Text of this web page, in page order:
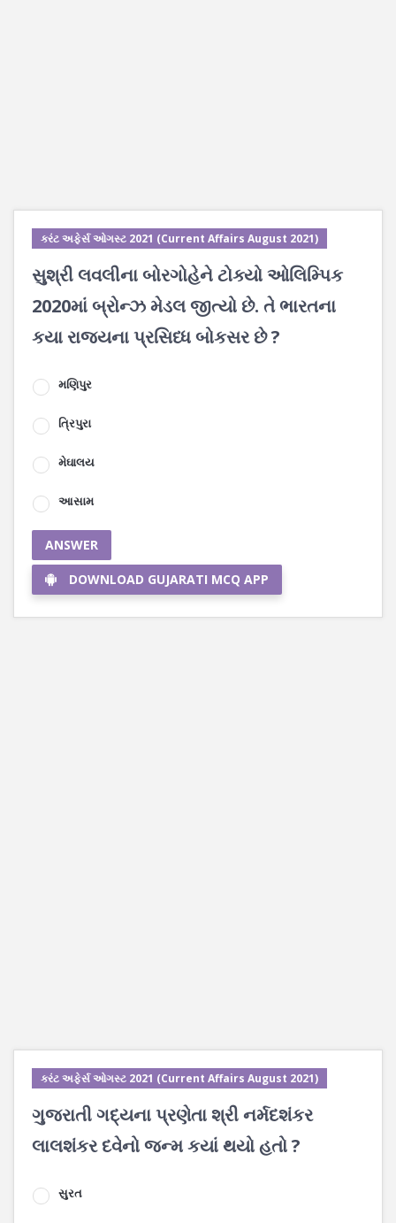
કરંટ અફેર્સ ઓગસ્ટ 2021 (Current Affairs August 2021)
સુશ્રી લવલીના બોરગોહેને ટોક્યો ઓલિમ્પિક
2020માં બ્રોન્ઝ મેડલ જીત્યો છે. તે ભારતના
કયા રાજ્યના પ્રસિધ્ધ બોકસર છે ?
મણિપુર
ત્રિપુરા
મેઘાલય
આસામ
ANSWER
DOWNLOAD GUJARATI MCQ APP
કરંટ અફેર્સ ઓગસ્ટ 2021 (Current Affairs August 2021)
ગુજરાતી ગદ્યના પ્રણેતા શ્રી નર્મદશંકર
લાલશંકર દવેનો જન્મ કયાં થયો હતો ?
સુરત